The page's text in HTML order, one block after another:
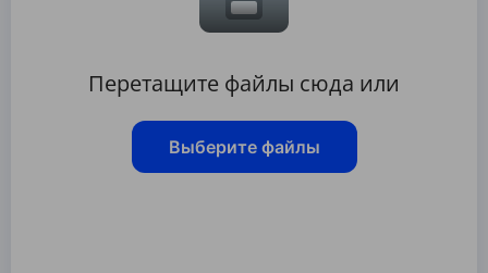
Перетащите файлы сюда или
Выберите файлы